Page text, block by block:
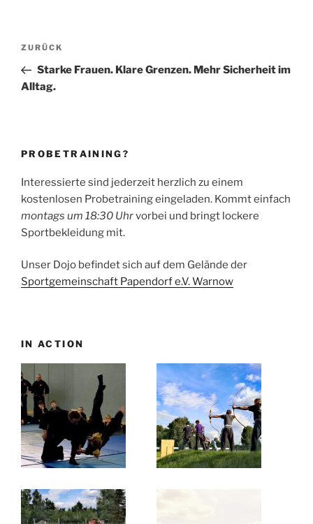
Beitragsnavigation
Vorheriger
Beitrag
ZURÜCK
Starke Frauen. Klare Grenzen. Mehr Sicherheit im
Alltag.
PROBETRAINING?
Interessierte sind jederzeit herzlich zu einem
kostenlosen Probetraining eingeladen. Kommt einfach
montags um 18:30 Uhrvorbei und bringt lockere
Sportbekleidung mit.
Unser Dojo befindet sich auf dem Gelände der
Sportgemeinschaft Papendorf e.V. Warnow
IN ACTION